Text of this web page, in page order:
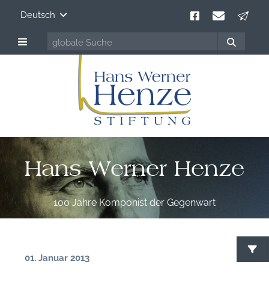
Deutsch
Hans Werner Henze
100 Jahre Komponist der Gegenwart
01. Januar 2013